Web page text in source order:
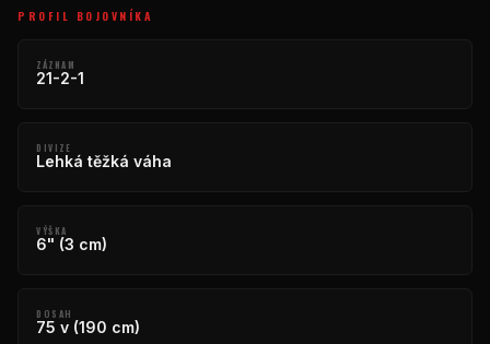
PROFIL BOJOVNÍKA
ZÁZNAM
21-2-1
DIVIZE
Lehká těžká váha
VÝŠKA
6" (3 cm)
DOSAH
75 v (190 cm)